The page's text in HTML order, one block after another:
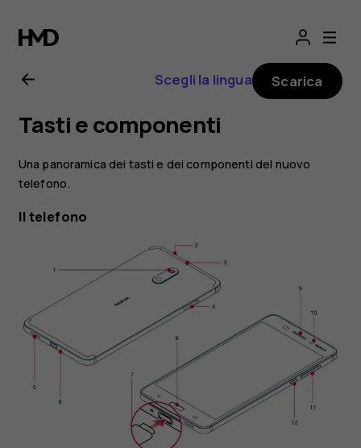
Manuale
d’uso
del
Nokia
6
Scegli la lingua Scarica
Tasti e componenti
Una panoramica dei tasti e dei componenti del nuovo
telefono.
Il telefono